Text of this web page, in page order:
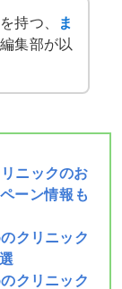
持つ、
ま
集部が以
ニックのお
ーン情報も
クリニック
クリニック